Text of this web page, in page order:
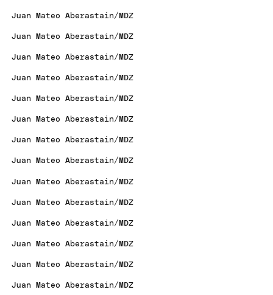
Juan Mateo Aberastain/MDZ
Juan Mateo Aberastain/MDZ
Juan Mateo Aberastain/MDZ
Juan Mateo Aberastain/MDZ
Juan Mateo Aberastain/MDZ
Juan Mateo Aberastain/MDZ
Juan Mateo Aberastain/MDZ
Juan Mateo Aberastain/MDZ
Juan Mateo Aberastain/MDZ
Juan Mateo Aberastain/MDZ
Juan Mateo Aberastain/MDZ
Juan Mateo Aberastain/MDZ
Juan Mateo Aberastain/MDZ
Juan Mateo Aberastain/MDZ